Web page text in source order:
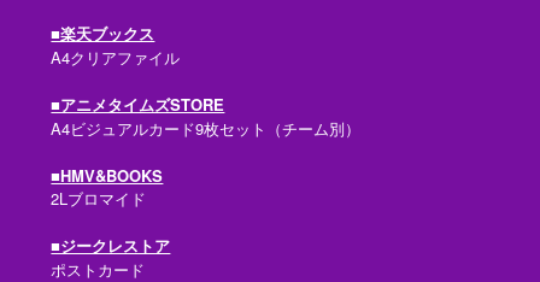
■楽天ブックス
A4クリアファイル
■アニメタイムズSTORE
A4ビジュアルカード9枚セット（チーム別）
■HMV&BOOKS
2Lブロマイド
■ジークレストア
ポストカード